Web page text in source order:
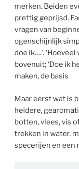
merken. Beiden
prettig geprijsd.
vragen van
ogenschijnlijk
doe ik….’.
bovenuit; ‘Doe ik
maken, de basis
Maar eerst wat is
heldere,
botten, vlees, vis
trekken in water,
specerijen en een